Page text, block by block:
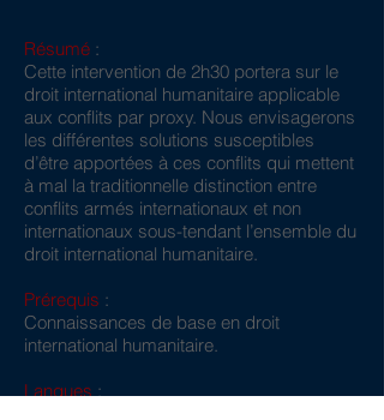
Résumé :
Cette intervention de 2h30 portera sur le
droit international humanitaire applicable
aux conflits par proxy. Nous envisagerons
les différentes solutions susceptibles
d’être apportées à ces conflits qui mettent
à mal la traditionnelle distinction entre
conflits armés internationaux et non
internationaux sous-tendant l’ensemble du
droit international humanitaire.
Prérequis :
Connaissances de base en droit
international humanitaire.
Langues: